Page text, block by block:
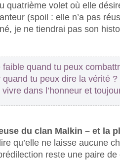
quatrième volet où elle
(spoil : elle n’a pas
je ne tiendrai pas son
faible quand tu peux
quand tu peux dire la vérité ?
dans l’honneur et
du clan Malkin – et la
qu’elle ne laisse aucune
reste une paire